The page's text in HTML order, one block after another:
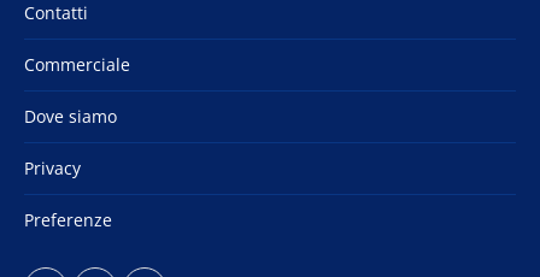
Contatti
Commerciale
Dove siamo
Privacy
Preferenze